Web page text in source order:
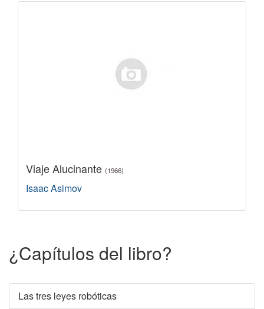
Viaje Alucinante (1966)
Isaac Asimov
¿Capítulos del libro?
Las tres leyes robóticas